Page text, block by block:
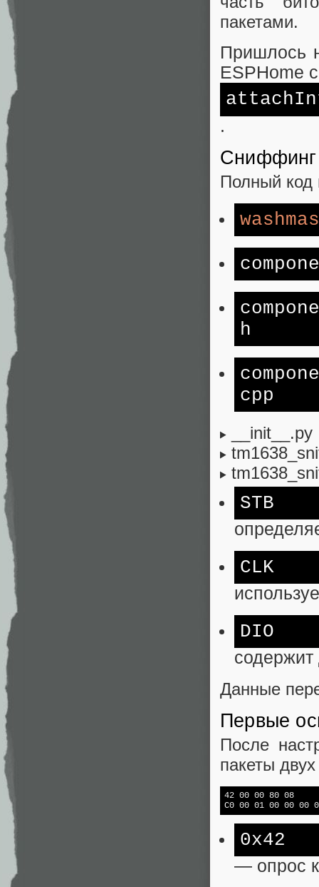
пакетами.
Пришлось
ESPHome
.
Сниффинг
Полный код
h
cpp
__init__.py
STB
CLK
DIO
Данные
Первые
После
пакеты
42 00 00 80 08
C0 00 01 00 00 00
0x42
— опрос